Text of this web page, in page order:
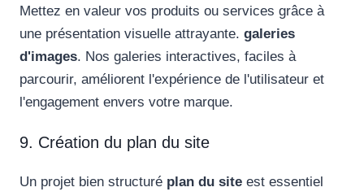
Mettez en valeur vos produits ou services grâce à
une présentation visuelle attrayante. galeries
d'images. Nos galeries interactives, faciles à
parcourir, améliorent l'expérience de l'utilisateur et
l'engagement envers votre marque.
9. Création du plan du site
Un projet bien structuré plan du site est essentiel